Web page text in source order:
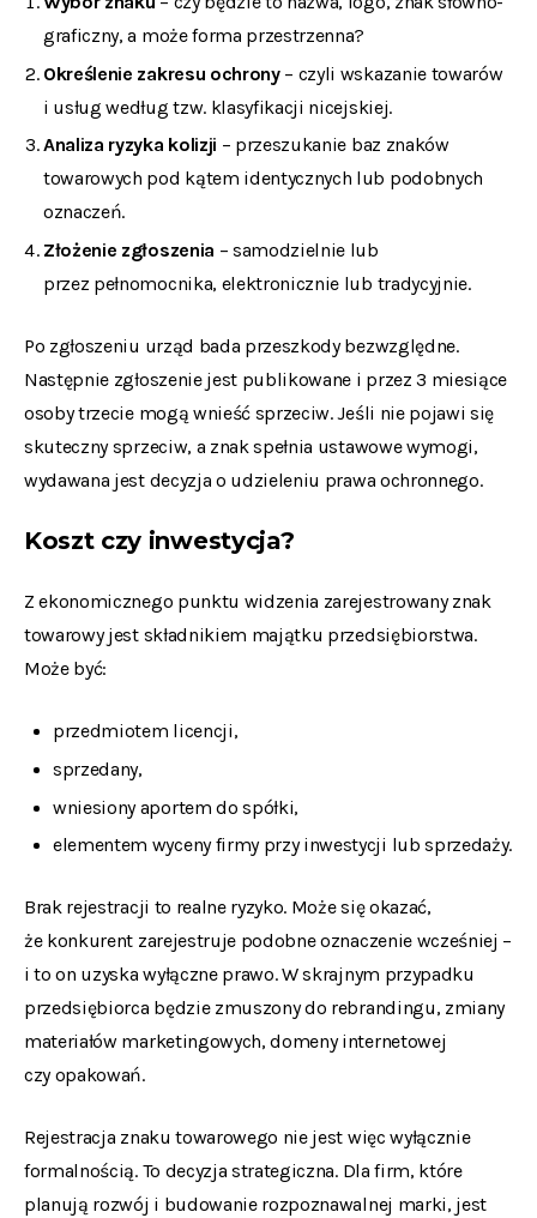
graficzny, a może forma przestrzenna?
Określenie zakresu ochrony– czyli wskazanie towarów
i usług według tzw. klasyfikacji nicejskiej.
Analiza ryzyka kolizji – przeszukanie baz znaków
towarowych pod kątem identycznych lub podobnych
oznaczeń.
Złożenie zgłoszenia – samodzielnie lub
przez pełnomocnika, elektronicznie lub tradycyjnie.
Po zgłoszeniu urząd bada przeszkody bezwzględne.
Następnie zgłoszenie jest publikowane i przez 3 miesiące
osoby trzecie mogą wnieść sprzeciw. Jeśli nie pojawi się
skuteczny sprzeciw, a znak spełnia ustawowe wymogi,
wydawana jest decyzja o udzieleniu prawa ochronnego.
Koszt czy inwestycja?
Z ekonomicznego punktu widzenia zarejestrowany znak
towarowy jest składnikiem majątku przedsiębiorstwa.
Może być:
przedmiotem licencji,
sprzedany,
wniesiony aportem do spółki,
elementem wyceny firmy przy inwestycji lub sprzedaży.
Brak rejestracji to realne ryzyko. Może się okazać,
że konkurent zarejestruje podobne oznaczenie wcześniej –
i to on uzyska wyłączne prawo. W skrajnym przypadku
przedsiębiorca będzie zmuszony do rebrandingu, zmiany
materiałów marketingowych, domeny internetowej
czy opakowań.
Rejestracja znaku towarowego nie jest więc wyłącznie
formalnością. To decyzja strategiczna. Dla firm, które
planują rozwój i budowanie rozpoznawalnej marki, jest